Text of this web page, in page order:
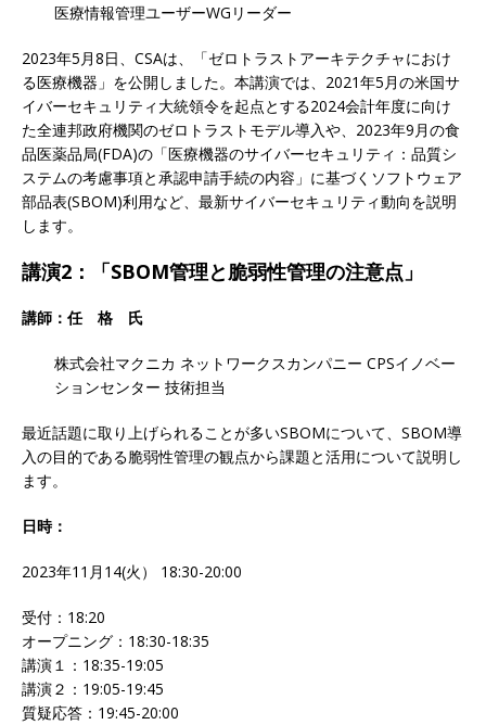
医療情報管理ユーザーWGリーダー
2023年5月8日、CSAは、「ゼロトラストアーキテクチャにおけ
る医療機器」を公開しました。本講演では、2021年5月の米国サ
イバーセキュリティ大統領令を起点とする2024会計年度に向け
た全連邦政府機関のゼロトラストモデル導入や、2023年9月の食
品医薬品局(FDA)の「医療機器のサイバーセキュリティ：品質シ
ステムの考慮事項と承認申請手続の内容」に基づくソフトウェア
部品表(SBOM)利用など、最新サイバーセキュリティ動向を説明
します。
講演2：「SBOM管理と脆弱性管理の注意点」
講師：任 格 氏
株式会社マクニカ ネットワークスカンパニー CPSイノベー
ションセンター 技術担当
最近話題に取り上げられることが多いSBOMについて、SBOM導
入の目的である脆弱性管理の観点から課題と活用について説明し
ます。
日時：
2023年11月14(火） 18:30-20:00
受付：18:20
オープニング：18:30-18:35
講演１：18:35-19:05
講演２：19:05-19:45
質疑応答：19:45-20:00